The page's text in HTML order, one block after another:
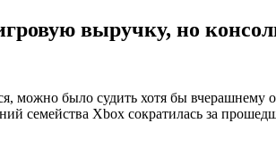
выручку, но
было судить хотя бы вчерашнему
семейства Xbox сократилась за